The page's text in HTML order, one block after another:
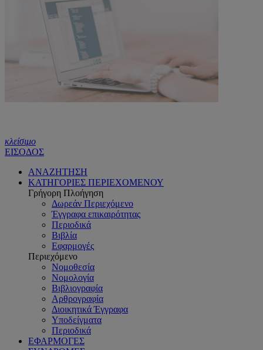
κλείσιμο
ΕΙΣΟΔΟΣ
ΑΝΑΖΗΤΗΣΗ
ΚΑΤΗΓΟΡΙΕΣ ΠΕΡΙΕΧΟΜΕΝΟΥ
Γρήγορη Πλοήγηση
Δωρεάν Περιεχόμενο
Έγγραφα επικαιρότητας
Περιοδικά
Βιβλία
Εφαρμογές
Περιεχόμενο
Νομοθεσία
Νομολογία
Βιβλιογραφία
Αρθρογραφία
Διοικητικά Έγγραφα
Υποδείγματα
Περιοδικά
ΕΦΑΡΜΟΓΕΣ